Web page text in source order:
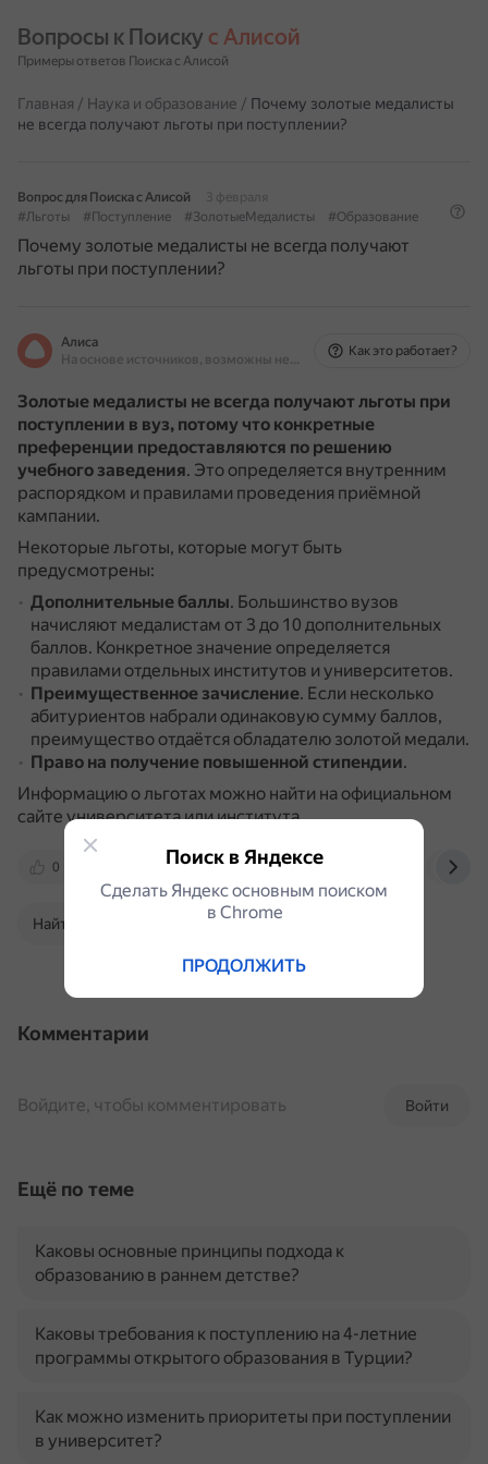
Вопросы к Поиску с Алисой
Примеры ответов Поиска с Алисой
Главная / Наука и образование / Почему золотые медалисты
не всегда получают льготы при поступлении?
Вопрос для Поиска с Алисой
3 февраля
#Льготы
#Поступление #ЗолотыеМедалисты #Образование
Почему золотые медалисты не всегда получают
льготы при поступлении?
Алиса
На основе источников, возможны неточности
Как это работает?
Золотые медалисты не всегда получают льготы при
поступлении в вуз, потому что конкретные
преференции предоставляются по решению
учебного заведения. Это определяется внутренним
распорядком и правилами проведения приёмной
кампании.
Некоторые льготы, которые могут быть
предусмотрены:
Дополнительные баллы. Большинство вузов
начисляют медалистам от 3 до 10 дополнительных
баллов. Конкретное значение определяется
правилами отдельных институтов и университетов.
Преимущественное зачисление. Если несколько
абитуриентов набрали одинаковую сумму баллов,
преимущество отдаётся обладателю золотой медали.
Право на получение повышенной стипендии.
Информацию о льготах можно найти на официальном
сайте университета или института.
0 ecvdo.ru edu.ru
Найти в Поиске
Комментарии
Войти
Войдите, чтобы комментировать
Ещё по теме
Каковы основные принципы подхода к
образованию в раннем детстве?
Каковы требования к поступлению на 4-летние
программы открытого образования в Турции?
Как можно изменить приоритеты при поступлении
в университет?
Поиск в Яндексе
Сделать Яндекс основным поиском
в Сhrome
ПРОДОЛЖИТЬ